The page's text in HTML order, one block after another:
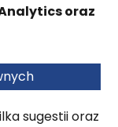
oraz
sugestii oraz